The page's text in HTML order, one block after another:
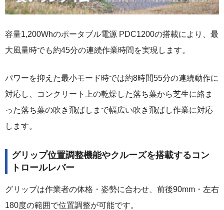
容量1,200Whのポータブル電源 PDC1200の搭載により、最
大風量時でも約45分の連続作業時間を実現します。
パワーを抑えた最小モード時では約8時間55分の連続動作に
対応し、コンクリート上の乾燥した落ち葉から芝生に絡ま
った落ち葉の吹き飛ばしまで幅広い吹き飛ばし作業に対応
します。
グリップ位置調整機能やクルーズを搭載するコン
トロールレバー
グリップは作業者の体格・姿勢に合わせ、前後90mm・左右
180度の範囲で位置調整が可能です。